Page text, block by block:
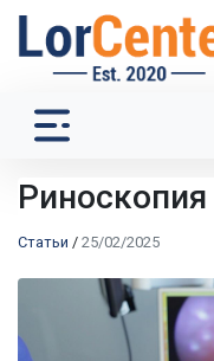
Риноскопия
Статьи / 25/02/2025